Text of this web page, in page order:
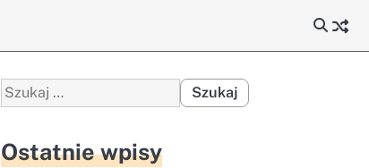
Szukaj:
Ostatnie wpisy